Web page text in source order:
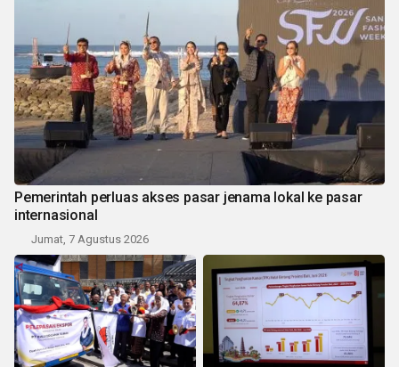
Pemerintah perluas akses pasar jenama lokal ke pasar
internasional
Jumat, 7 Agustus 2026